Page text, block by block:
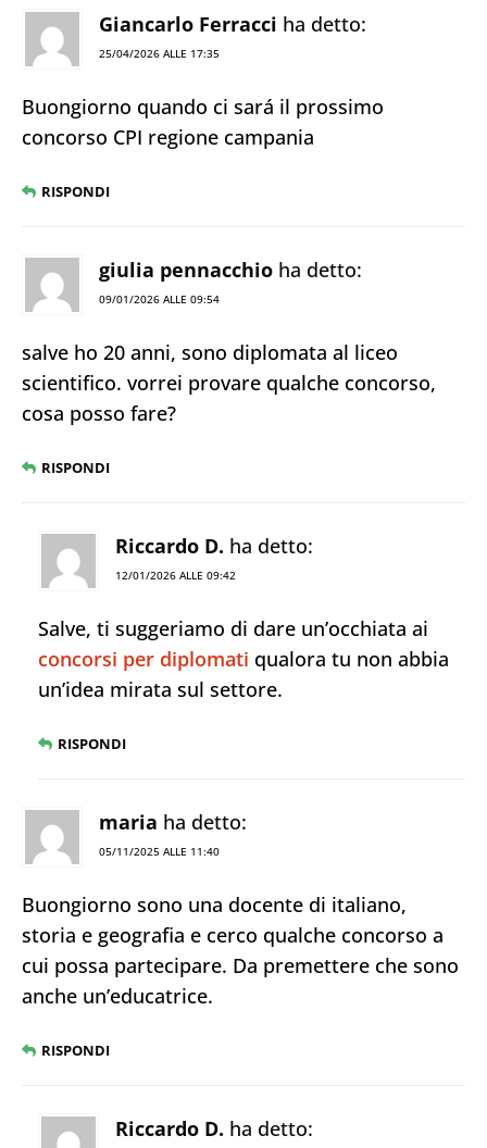
Giancarlo Ferracci ha detto:
25/04/2026 ALLE 17:35
Buongiorno quando ci sará il prossimo
concorso CPI regione campania
RISPONDI
giulia pennacchio ha detto:
09/01/2026 ALLE 09:54
salve ho 20 anni, sono diplomata al liceo
scientifico. vorrei provare qualche concorso,
cosa posso fare?
RISPONDI
Riccardo D. ha detto:
12/01/2026 ALLE 09:42
Salve, ti suggeriamo di dare un’occhiata ai
concorsi per diplomati qualora tu non abbia
un’idea mirata sul settore.
RISPONDI
maria ha detto:
05/11/2025 ALLE 11:40
Buongiorno sono una docente di italiano,
storia e geografia e cerco qualche concorso a
cui possa partecipare. Da premettere che sono
anche un’educatrice.
RISPONDI
Riccardo D. ha detto: